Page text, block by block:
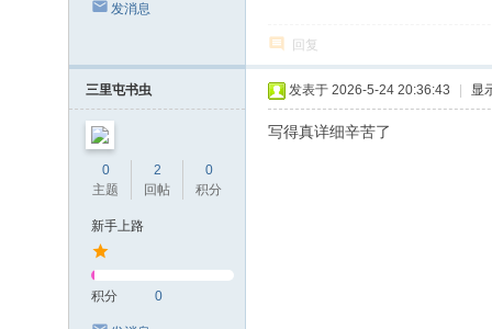
发消息
回复
三里屯书虫
0
主题
2
回帖
0
积分
新手上路
积分 0
发表于 2026-5-24 20:36:43 显
写得真详细辛苦了